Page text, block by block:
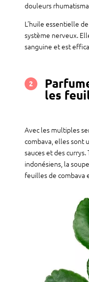
douleurs
L’huile essentielle
système nerveux.
sanguine et est
2
les
Avec les multiples
combava, elles sont
sauces et des
indonésiens, la
feuilles de combava